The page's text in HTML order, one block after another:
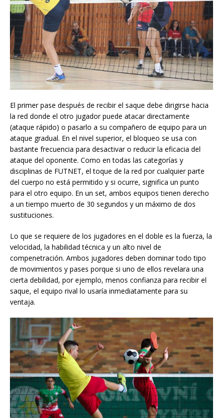
El primer pase después de recibir el saque debe dirigirse hacia
la red donde el otro jugador puede atacar directamente
(ataque rápido) o pasarlo a su compañero de equipo para un
ataque gradual. En el nivel superior, el bloqueo se usa con
bastante frecuencia para desactivar o reducir la eficacia del
ataque del oponente. Como en todas las categorías y
disciplinas de FUTNET, el toque de la red por cualquier parte
del cuerpo no está permitido y si ocurre, significa un punto
para el otro equipo. En un set, ambos equipos tienen derecho
a un tiempo muerto de 30 segundos y un máximo de dos
sustituciones.
Lo que se requiere de los jugadores en el doble es la fuerza, la
velocidad, la habilidad técnica y un alto nivel de
compenetración. Ambos jugadores deben dominar todo tipo
de movimientos y pases porque si uno de ellos revelara una
cierta debilidad, por ejemplo, menos confianza para recibir el
saque, el equipo rival lo usaría inmediatamente para su
ventaja.